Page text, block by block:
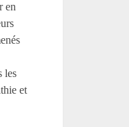
en
les
et